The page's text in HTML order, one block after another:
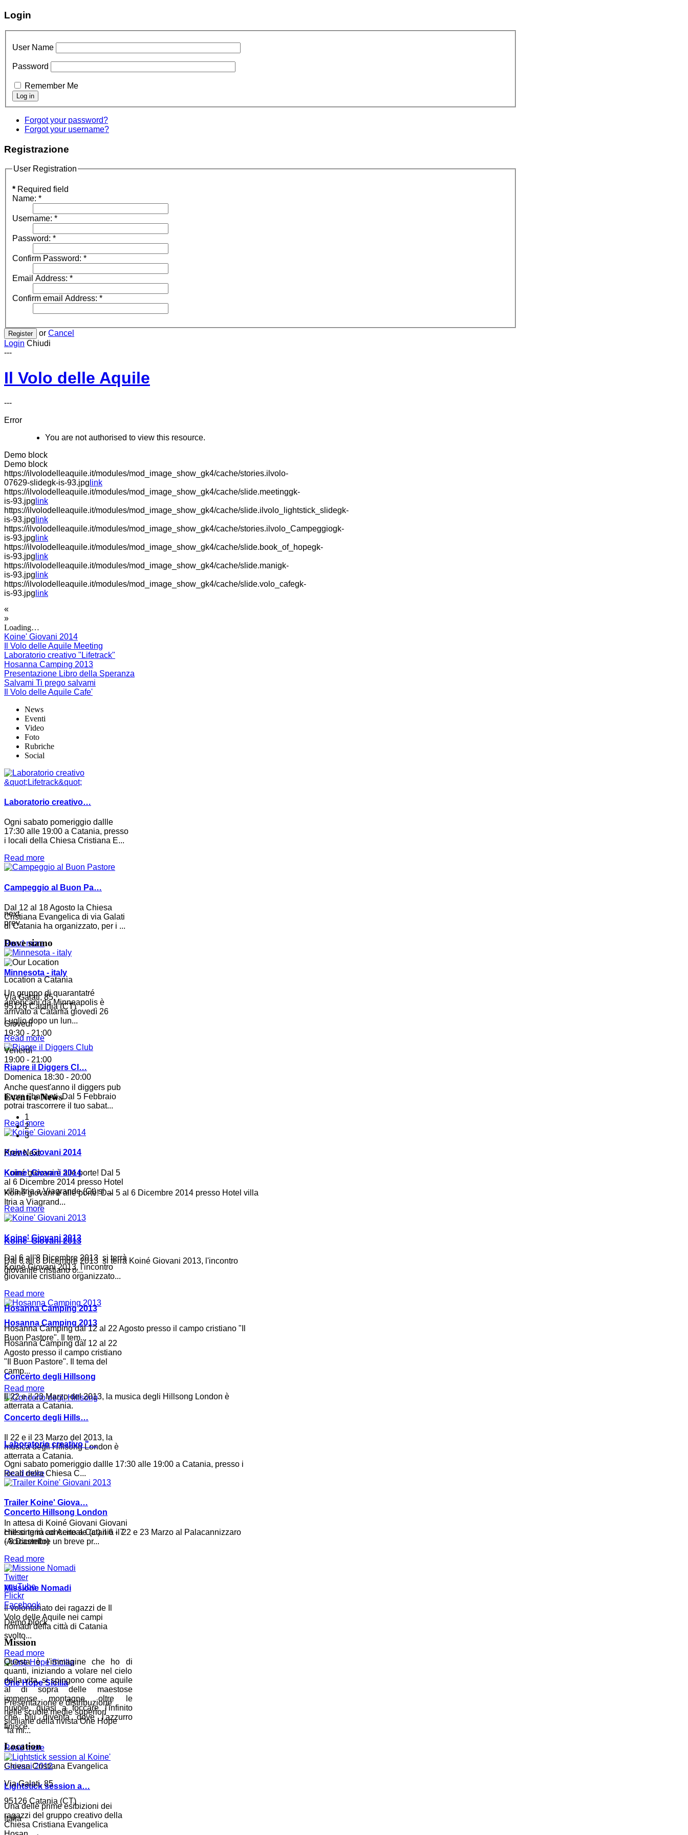
Login
User Name
Password
Remember Me
Forgot your password?
Forgot your username?
Registrazione
User Registration
* Required field
Name: *
Username: *
Password: *
Confirm Password: *
Email Address: *
Confirm email Address: *
Register or Cancel
Login Chiudi
---
Il Volo delle Aquile
---
Error
You are not authorised to view this resource.
Demo block
Demo block
https://ilvolodelleaquile.it/modules/mod_image_show_gk4/cache/stories.ilvolo-
07629-slidegk-is-93.jpg link
https://ilvolodelleaquile.it/modules/mod_image_show_gk4/cache/slide.meetinggk-
is-93.jpg link
https://ilvolodelleaquile.it/modules/mod_image_show_gk4/cache/slide.ilvolo_lightstick_slidegk-
is-93.jpg link
https://ilvolodelleaquile.it/modules/mod_image_show_gk4/cache/stories.ilvolo_Campeggiogk-
is-93.jpg link
https://ilvolodelleaquile.it/modules/mod_image_show_gk4/cache/slide.book_of_hopegk-
is-93.jpg link
https://ilvolodelleaquile.it/modules/mod_image_show_gk4/cache/slide.manigk-
is-93.jpg link
https://ilvolodelleaquile.it/modules/mod_image_show_gk4/cache/slide.volo_cafegk-
is-93.jpg link
«
»
Loading…
Koine' Giovani 2014
Il Volo delle Aquile Meeting
Laboratorio creativo "Lifetrack"
Hosanna Camping 2013
Presentazione Libro della Speranza
Salvami Ti prego salvami
Il Volo delle Aquile Cafe'
News
Eventi
Video
Foto
Rubriche
Social
Laboratorio creativo…
Ogni sabato pomeriggio dallle
17:30 alle 19:00 a Catania, presso
i locali della Chiesa Cristiana E...
Read more
Campeggio al Buon Pa…
Dal 12 al 18 Agosto la Chiesa
Cristiana Evangelica di via Galati
di Catania ha organizzato, per i ...
Read more
Minnesota - italy
Un gruppo di quarantatré
americani da Minneapolis è
arrivato a Catania giovedì 26
Luglio dopo un lun...
Read more
Riapre il Diggers Cl…
Anche quest'anno il diggers pub
riapre i battenti. Dal 5 Febbraio
potrai trascorrere il tuo sabat...
Read more
Koine' Giovani 2014
Koiné giovani è alle porte! Dal 5
al 6 Dicembre 2014 presso Hotel
villa Itria a Viagrande (Ct) si ...
Read more
Koine' Giovani 2013
Dal 6 all'8 Dicembre 2013 si terrà
Koiné Giovani 2013, l'incontro
giovanile cristiano organizzato...
Read more
Hosanna Camping 2013
Hosanna Camping dal 12 al 22
Agosto presso il campo cristiano
"Il Buon Pastore". Il tema del
camp...
Read more
Concerto degli Hills…
Il 22 e il 23 Marzo del 2013, la
musica degli Hillsong London è
atterrata a Catania.
Read more
Trailer Koine' Giova…
In attesa di Koiné Giovani Giovani
che si terrà ad Acireale (ct) il 6 - 7
- 8 Dicembre un breve pr...
Read more
Missione Nomadi
Il volontariato dei ragazzi de Il
Volo delle Aquile nei campi
nomadi della città di Catania
svolto...
Read more
One Hope Sicilia
Presentazione e distribuzione
nelle scuole medie superiori
siciliane della rivista One Hope
"la mi...
Read more
Lightstick session a…
Una delle prime esibizioni dei
ragazzi del gruppo creativo della
Chiesa Cristiana Evangelica
next
prev
Dove siamo
Location a Catania
Via Galati, 85
95126 Catania (CT)
Giovedì
19:30 - 21:00
Venerdì
19:00 - 21:00
Domenica 18:30 - 20:00
Eventi e News
1
2
3
Prev Next
Koine' Giovani 2014
Koiné giovani è alle porte! Dal 5 al 6 Dicembre 2014 presso Hotel villa
Itria a Viagrand...
Koine' Giovani 2013
Dal 6 all'8 Dicembre 2013 si terrà Koiné Giovani 2013, l'incontro
giovanile cristiano o...
Hosanna Camping 2013
Hosanna Camping dal 12 al 22 Agosto presso il campo cristiano "Il
Buon Pastore". Il tem...
Concerto degli Hillsong
Il 22 e il 23 Marzo del 2013, la musica degli Hillsong London è
atterrata a Catania.
Laboratorio creativo "…
Ogni sabato pomeriggio dallle 17:30 alle 19:00 a Catania, presso i
locali della Chiesa C...
Concerto Hillsong London
Hillsong in concerto a Catania il 22 e 23 Marzo al Palacannizzaro
(Acicastello)
Twitter
youTube
Flickr
Facebook
Demo block
Mission
Questa è l'immagine che ho di
quanti, iniziando a volare nel cielo
della vita, si spingono come aquile
al di sopra delle maestose
immense montagne, oltre le
nuvole, quasi a toccare l'infinito
che blu diventa dove l'azzurro
finisce.
Location
Chiesa Cristiana Evangelica
Via Galati, 85
95126 Catania (CT)
Italia